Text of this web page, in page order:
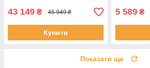
43 149 ₴ 45 949 ₴
Купити
5 589 ₴
Показати ще